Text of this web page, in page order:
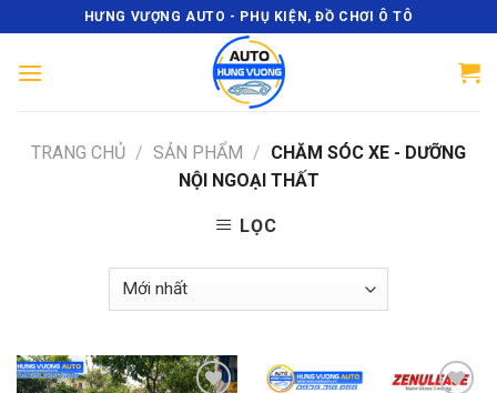
content
HƯNG VƯỢNG AUTO - PHỤ KIỆN, ĐỒ CHƠI Ô TÔ
TRANG CHỦ / SẢN PHẨM / CHĂM SÓC XE - DƯỠNG
NỘI NGOẠI THẤT
LỌC